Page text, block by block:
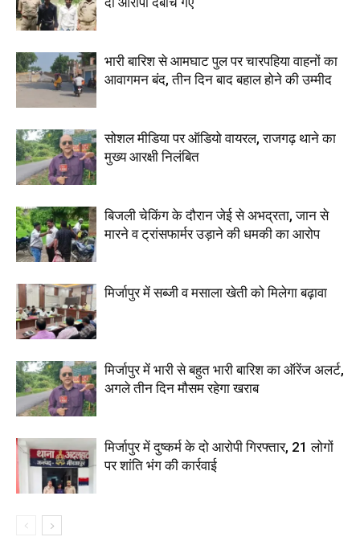
भारी बारिश से आमघाट पुल पर चारपहिया वाहनों का
आवागमन बंद, तीन दिन बाद बहाल होने की उम्मीद
सोशल मीडिया पर ऑडियो वायरल, राजगढ़ थाने का
मुख्य आरक्षी निलंबित
बिजली चेकिंग के दौरान जेई से अभद्रता, जान से
मारने व ट्रांसफार्मर उड़ाने की धमकी का आरोप
मिर्जापुर में सब्जी व मसाला खेती को मिलेगा बढ़ावा
मिर्जापुर में भारी से बहुत भारी बारिश का ऑरेंज अलर्ट,
अगले तीन दिन मौसम रहेगा खराब
मिर्जापुर में दुष्कर्म के दो आरोपी गिरफ्तार, 21 लोगों
पर शांति भंग की कार्रवाई